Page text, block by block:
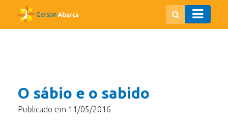
O sábio e o sabido
Publicado em 11/05/2016